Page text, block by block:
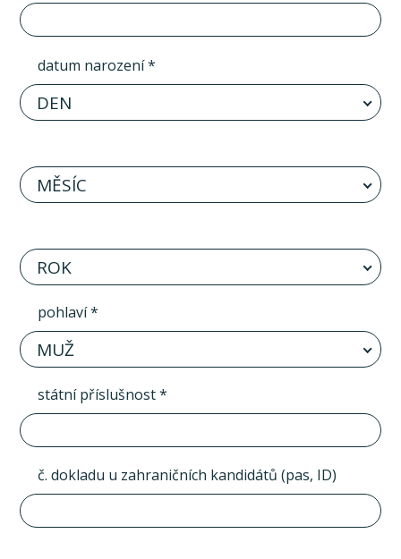
datum narození *
DEN
MĚSÍC
ROK
pohlaví *
MUŽ
státní příslušnost *
č. dokladu u zahraničních kandidátů (pas, ID)